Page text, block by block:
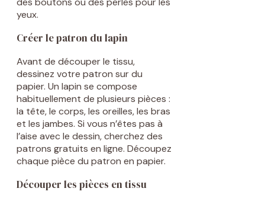
yeux.
Créer le patron du lapin
Avant de découper le tissu,
dessinez votre patron sur du
papier. Un lapin se compose
habituellement de plusieurs pièces :
la tête, le corps, les oreilles, les bras
et les jambes. Si vous n’êtes pas à
l’aise avec le dessin, cherchez des
patrons gratuits en ligne. Découpez
chaque pièce du patron en papier.
Découper les pièces en tissu